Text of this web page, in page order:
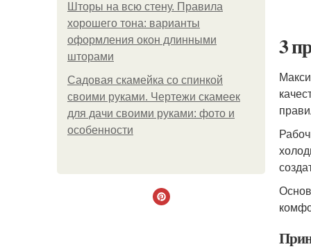
Шторы на всю стену. Правила
хорошего тона: варианты
оформления окон длинными
шторами
Садовая скамейка со спинкой
своими руками. Чертежи скамеек
для дачи своими руками: фото и
особенности
3